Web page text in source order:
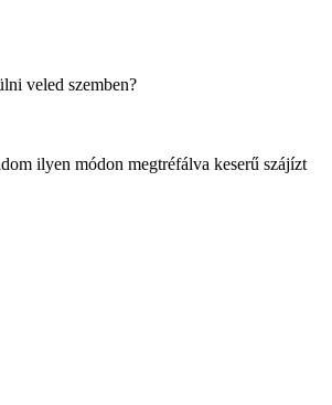
veled szemben?
ilyen módon megtréfálva keserű szájízt